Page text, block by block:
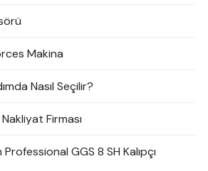
Makina
Nasıl Seçilir?
Firması
GGS 8 SH Kalıpçı